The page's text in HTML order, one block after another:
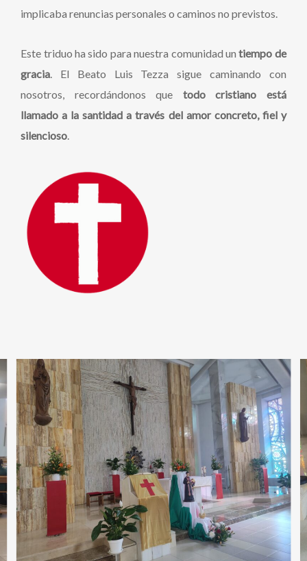
implicaba renuncias personales o caminos no previstos.
Este triduo ha sido para nuestra comunidad untiempo de
gracia. El Beato Luis Tezza sigue caminando con
nosotros, recordándonos que todo cristiano está
llamado a la santidad a través del amor concreto, fiel y
silencioso.